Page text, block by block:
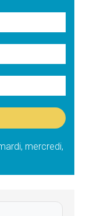
mercredi,